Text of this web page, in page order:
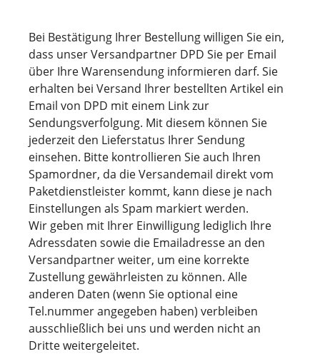
Bei Bestätigung Ihrer Bestellung willigen Sie ein,
dass unser Versandpartner DPD Sie per Email
über Ihre Warensendung informieren darf. Sie
erhalten bei Versand Ihrer bestellten Artikel ein
Email von DPD mit einem Link zur
Sendungsverfolgung. Mit diesem können Sie
jederzeit den Lieferstatus Ihrer Sendung
einsehen. Bitte kontrollieren Sie auch Ihren
Spamordner, da die Versandemail direkt vom
Paketdienstleister kommt, kann diese je nach
Einstellungen als Spam markiert werden.
Wir geben mit Ihrer Einwilligung lediglich Ihre
Adressdaten sowie die Emailadresse an den
Versandpartner weiter, um eine korrekte
Zustellung gewährleisten zu können. Alle
anderen Daten (wenn Sie optional eine
Tel.nummer angegeben haben) verbleiben
ausschließlich bei uns und werden nicht an
Dritte weitergeleitet.